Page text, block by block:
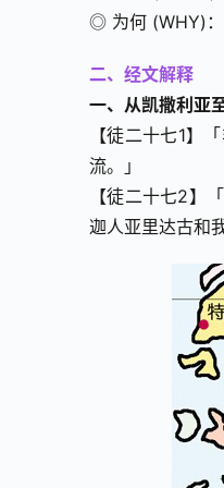
◎ 为何 (WHY)：
二、经文解释
一、从凯撒利亚
【徒二十七1】
流。」
【徒二十七2】
迦人亚里达古和